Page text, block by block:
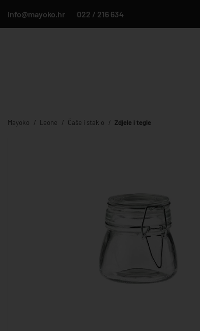
info@mayoko.hr 022 / 216 634
Mayoko Leone Čaše i staklo Zdjele i tegle